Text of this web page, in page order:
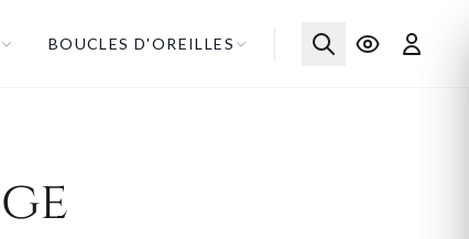
BOUCLES D'OREILLES